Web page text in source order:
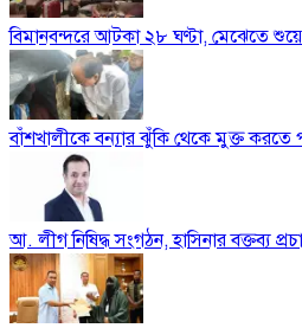
বিমানবন্দরে আটকা ২৮ ঘণ্টা, মেঝেতে
বাঁশখালীকে বন্যার ঝুঁকি থেকে মুক্ত করতে
আ. লীগ নিষিদ্ধ সংগঠন, হাসিনার বক্তব্য